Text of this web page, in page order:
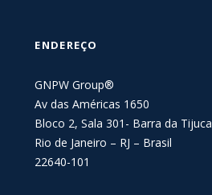
ENDEREÇO
GNPW Group®
Av das Américas 1650
Bloco 2, Sala 301- Barra da Tijuca
Rio de Janeiro – RJ – Brasil
22640-101